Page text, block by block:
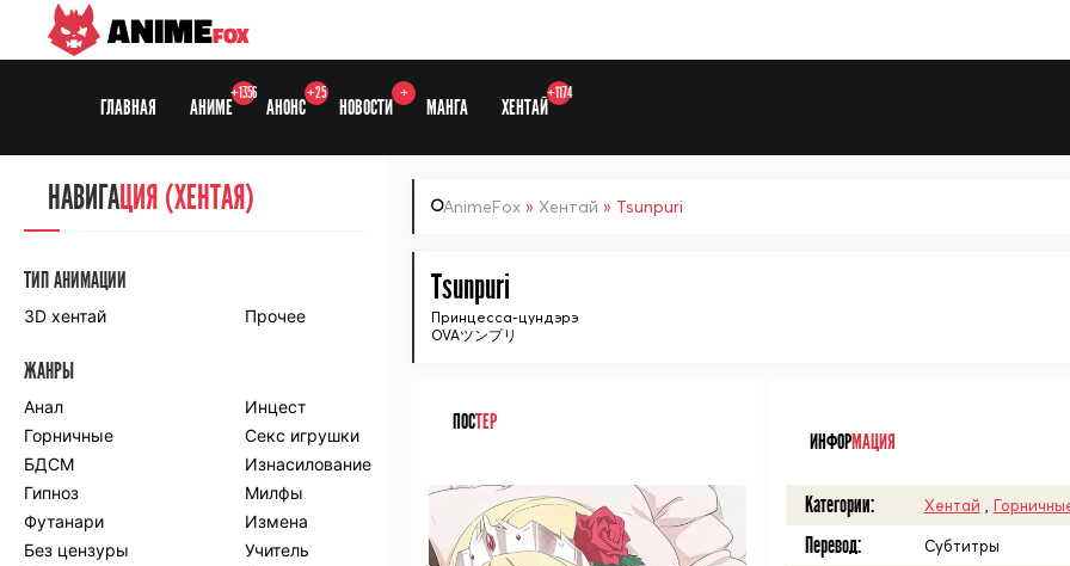
ANIMEFOX
ГЛАВНАЯ АНИМЕ
+1356
АНОНС
+25
НОВОСТИ
+
МАНГА ХЕНТАЙ
+1174
AnimeFox » Хентай » Tsunpuri
Tsunpuri
Принцесса-цундэрэ
OVAツンプリ
ПОСТЕР
ИНФОРМАЦИЯ
Категории: Хентай
Перевод: Субтитры
НАВИГАЦИЯ
СЕЗОНЫ
Anidub
Animedia
Kansai studio
Onibaku
Shiza project
ПО ЖАНРАМ
Комедия
Приключения
Романтика
Школа
НАВИГАЦИЯ (ХЕНТАЯ)
ТИП АНИМАЦИИ
3D хентай Прочее
ЖАНРЫ
Анал
Инцест
Горничные
Секс игрушки
БДСМ
Изнасилование
Гипноз
Милфы
Футанари
Измена
Без цензуры
Учитель